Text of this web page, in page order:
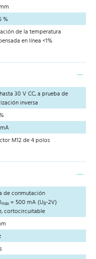
%
de la temperatura
en línea <1%
30 V CC, a prueba de
inversa
M12 de 4 polos
de conmutación
máx = 500 mA (UB-2V)
cortocircuitable